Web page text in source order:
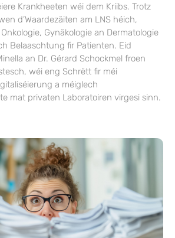
Krankheeten wéi dem Kriibs. Trotz
d’Waardezäiten am LNS héich,
Gynäkologie an Dermatologie
Belaaschtung fir Patienten. Eid
an Dr. Gérard Schockmel froen
wéi eng Schrëtt fir méi
a méiglech
mat privaten Laboratoiren virgesi sinn.